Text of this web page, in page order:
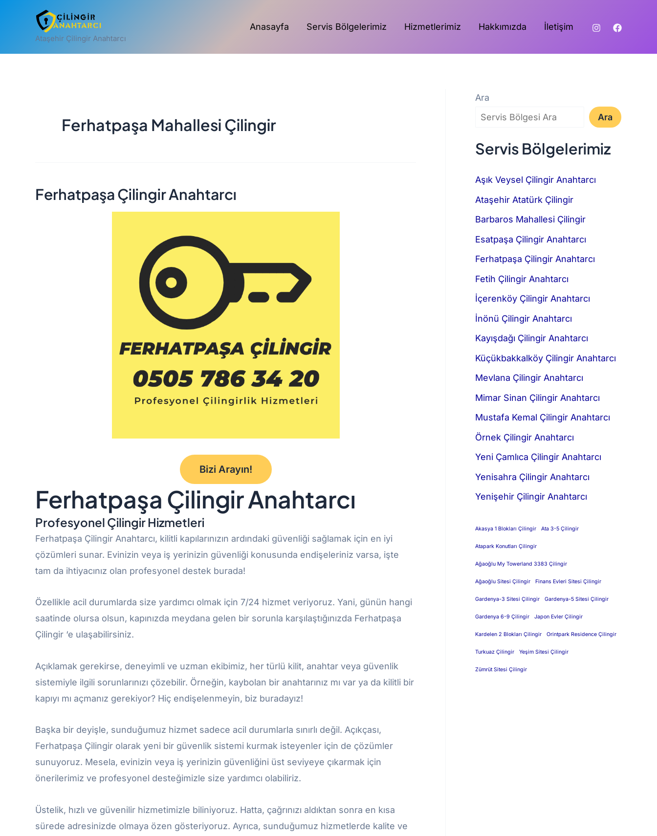
Ataşehir Çilingir Anahtarcı
Anasayfa Servis Bölgelerimiz Hizmetlerimiz Hakkımızda İletişim
Ferhatpaşa Mahallesi Çilingir
Ferhatpaşa Çilingir Anahtarcı
Bizi Arayın!
Ferhatpaşa Çilingir Anahtarcı
Profesyonel Çilingir Hizmetleri
Ferhatpaşa Çilingir Anahtarcı, kilitli kapılarınızın ardındaki güvenliği sağlamak için en iyi
çözümleri sunar. Evinizin veya iş yerinizin güvenliği konusunda endişeleriniz varsa, işte
tam da ihtiyacınız olan profesyonel destek burada!
Özellikle acil durumlarda size yardımcı olmak için 7/24 hizmet veriyoruz. Yani, günün hangi
saatinde olursa olsun, kapınızda meydana gelen bir sorunla karşılaştığınızda Ferhatpaşa
Çilingir ‘e ulaşabilirsiniz.
Açıklamak gerekirse, deneyimli ve uzman ekibimiz, her türlü kilit, anahtar veya güvenlik
sistemiyle ilgili sorunlarınızı çözebilir. Örneğin, kaybolan bir anahtarınız mı var ya da kilitli bir
kapıyı mı açmanız gerekiyor? Hiç endişelenmeyin, biz buradayız!
Başka bir deyişle, sunduğumuz hizmet sadece acil durumlarla sınırlı değil. Açıkçası,
Ferhatpaşa Çilingir olarak yeni bir güvenlik sistemi kurmak isteyenler için de çözümler
sunuyoruz. Mesela, evinizin veya iş yerinizin güvenliğini üst seviyeye çıkarmak için
önerilerimiz ve profesyonel desteğimizle size yardımcı olabiliriz.
Üstelik, hızlı ve güvenilir hizmetimizle biliniyoruz. Hatta, çağrınızı aldıktan sonra en kısa
sürede adresinizde olmaya özen gösteriyoruz. Ayrıca, sunduğumuz hizmetlerde kalite ve
Ferhatpaşa
Ara
Ara
Servis Bölgelerimiz
Aşık Veysel Çilingir Anahtarcı
Ataşehir Atatürk Çilingir
Barbaros Mahallesi Çilingir
Esatpaşa Çilingir Anahtarcı
Ferhatpaşa Çilingir Anahtarcı
Fetih Çilingir Anahtarcı
İçerenköy Çilingir Anahtarcı
İnönü Çilingir Anahtarcı
Kayışdağı Çilingir Anahtarcı
Küçükbakkalköy Çilingir Anahtarcı
Mevlana Çilingir Anahtarcı
Mimar Sinan Çilingir Anahtarcı
Mustafa Kemal Çilingir Anahtarcı
Örnek Çilingir Anahtarcı
Yeni Çamlıca Çilingir Anahtarcı
Yenisahra Çilingir Anahtarcı
Yenişehir Çilingir Anahtarcı
Akasya 1 Blokları Çilingir Ata 3-5 Çilingir
Atapark Konutları Çilingir
Ağaoğlu My Towerland 3383 Çilingir
Ağaoğlu Sitesi Çilingir Finans Evleri Sitesi Çilingir
Gardenya-3 Sitesi Çilingir Gardenya-5 Sitesi Çilingir
Gardenya 6-9 Çilingir Japon Evler Çilingir
Kardelen 2 Blokları Çilingir Orintpark Residence Çilingir
Turkuaz Çilingir Yeşim Sitesi Çilingir
Zümrüt Sitesi Çilingir